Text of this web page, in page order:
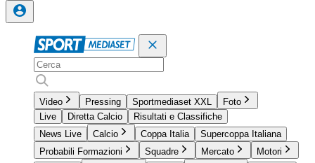
Video Pressing Sportmediaset XXL
Foto
Live
Diretta Calcio
Risultati e Classifiche
News Live
Calcio Coppa Italia
Supercoppa Italiana
Probabili Formazioni
Squadre Mercato
Motori